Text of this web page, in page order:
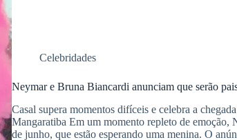
Celebridades
Neymar e Bruna Biancardi anunciam que serão
Casal supera momentos difíceis e celebra a
Mangaratiba Em um momento repleto de emoção,
de junho, que estão esperando uma menina. O